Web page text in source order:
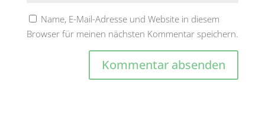
Name, E-Mail-Adresse und Website in diesem
Browser für meinen nächsten Kommentar speichern.